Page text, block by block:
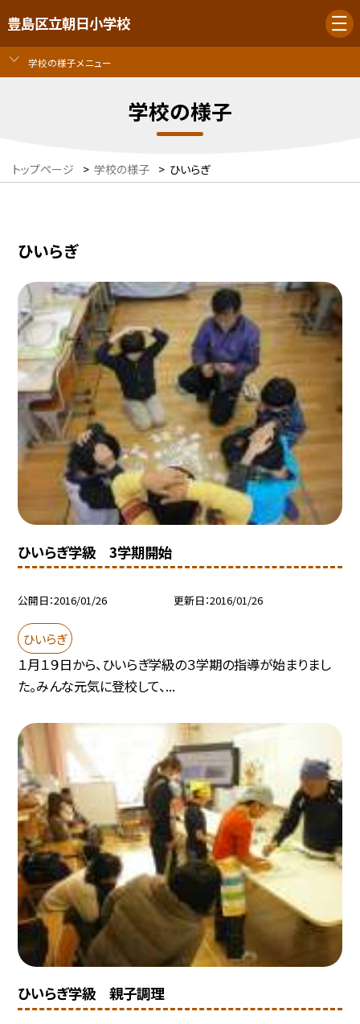
豊島区立朝日小学校
学校の様子メニュー
学校の様子
トップページ > 学校の様子 > ひいらぎ
ひいらぎ
ひいらぎ学級 3学期開始
公開日 2016/01/26 更新日 2016/01/26
ひいらぎ
１月１９日から、ひいらぎ学級の３学期の指導が始まりまし
た。みんな元気に登校して、...
ひいらぎ学級 親子調理